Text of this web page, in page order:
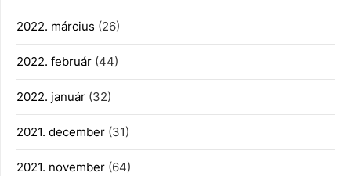
2022. március (26)
2022. február (44)
2022. január (32)
2021. december (31)
2021. november (64)